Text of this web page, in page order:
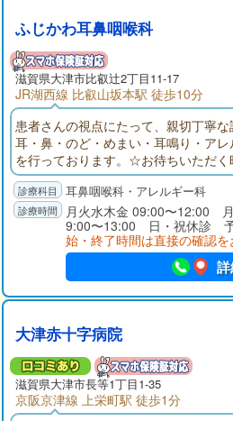
ふじかわ耳鼻咽喉科
滋賀県大津市比叡辻2丁目11-17
JR湖西線 比叡山坂本駅 徒歩10分
患者さんの視点にたって、親切丁寧な
耳・鼻・のど・めまい・耳鳴り・ア
を行っております。☆お待ちいただ
るために、電話予約をお願いいたし
耳鼻咽喉科・アレルギー科
月火水木金 09:00〜12:00
9:00〜13:00 日・祝休診
始・終了時間は直接の確認
詳
大津赤十字病院
滋賀県大津市長等1丁目1-35
京阪京津線 上栄町駅 徒歩1分